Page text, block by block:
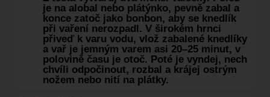
je na alobal nebo plátýnko, pevně zabal a
konce zatoč jako bonbon, aby se knedlík
při vaření nerozpadl. V širokém hrnci
přiveď k varu vodu, vlož zabalené knedlíky
a vař je jemným varem asi 20–25 minut, v
polovině času je otoč. Poté je vyndej, nech
chvíli odpočinout, rozbal a krájej ostrým
nožem nebo nití na plátky.